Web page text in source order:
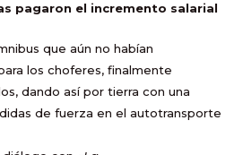
pagaron el incremento salarial
que aún no habían
los choferes, finalmente
dando así por tierra con una
de fuerza en el autotransporte